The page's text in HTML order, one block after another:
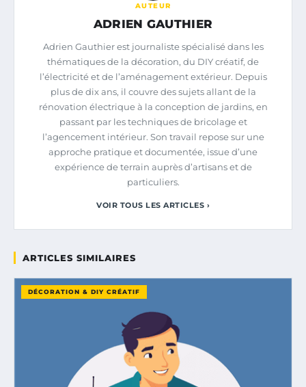
AUTEUR
ADRIEN GAUTHIER
Adrien Gauthier est journaliste spécialisé dans les
thématiques de la décoration, du DIY créatif, de
l’électricité et de l’aménagement extérieur. Depuis
plus de dix ans, il couvre des sujets allant de la
rénovation électrique à la conception de jardins, en
passant par les techniques de bricolage et
l’agencement intérieur. Son travail repose sur une
approche pratique et documentée, issue d’une
expérience de terrain auprès d’artisans et de
particuliers.
VOIR TOUS LES ARTICLES ›
ARTICLES SIMILAIRES
DÉCORATION & DIY CRÉATIF